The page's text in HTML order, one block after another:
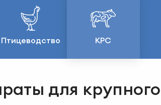
Птицеводство КРС
для